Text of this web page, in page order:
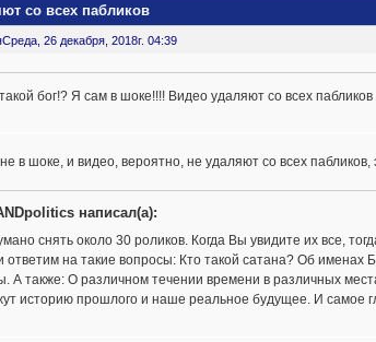
со всех пабликов
Среда, 26 декабря, 2018г. 04:39
бог!? Я сам в шоке!!!! Видео удаляют со всех пабликов
в шоке, и видео, вероятно, не удаляют со всех
написал(а):
снять около 30 роликов. Когда Вы увидите их все,
ответим на такие вопросы: Кто такой сатана? Об именах
А также: О различном течении времени в различных
историю прошлого и наше реальное будущее. И самое